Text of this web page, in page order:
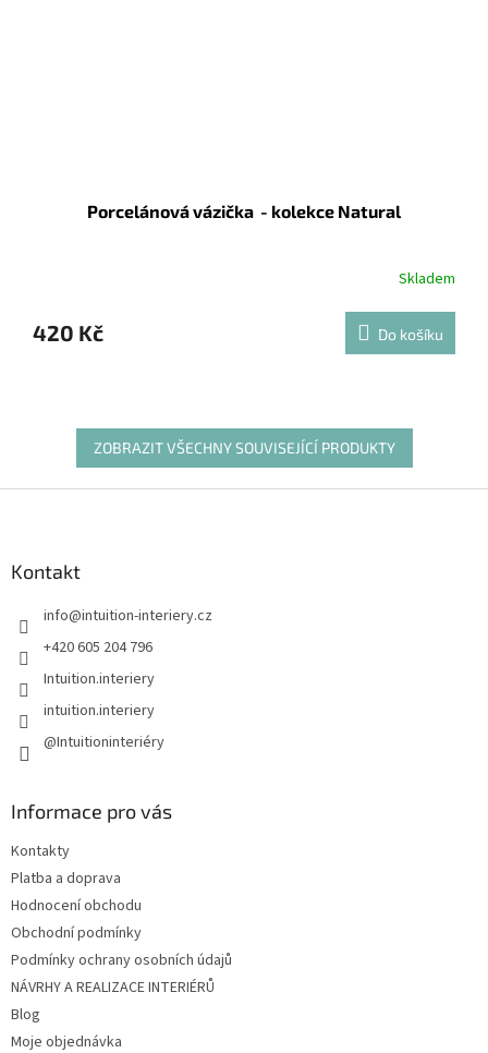
Porcelánová vázička - kolekce Natural
Skladem
420 Kč Do košíku
ZOBRAZIT VŠECHNY SOUVISEJÍCÍ PRODUKTY
Kontakt
info@intuition-interiery.cz
+420 605 204 796
Intuition.interiery
intuition.interiery
@Intuitioninteriéry
Informace pro vás
Kontakty
Platba a doprava
Hodnocení obchodu
Obchodní podmínky
Podmínky ochrany osobních údajů
NÁVRHY A REALIZACE INTERIÉRŮ
Blog
Moje objednávka